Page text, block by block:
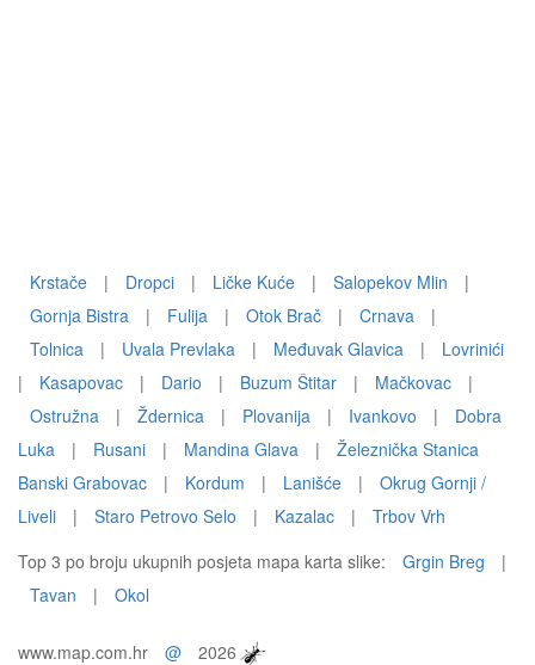
Krstače | Dropci | Ličke Kuće | Salopekov Mlin
|
Gornja Bistra
| Fulija | Otok Brač | Crnava
|
Tolnica
| Uvala Prevlaka | Međuvak Glavica |
Lovrinići
|
Kasapovac | Dario | Buzum Štitar | Mačkovac
|
Ostružna
| Ždernica | Plovanija | Ivankovo |
Dobra
Luka
| Rusani | Mandina Glava |
Železnička Stanica
Banski Grabovac
| Kordum | Lanišće |
Okrug Gornji /
Liveli
| Staro Petrovo Selo | Kazalac |
Trbov Vrh
Top 3 po broju ukupnih posjeta mapa karta slike:
Grgin Breg
|
Tavan
| Okol
www.map.com.hr @ 2026